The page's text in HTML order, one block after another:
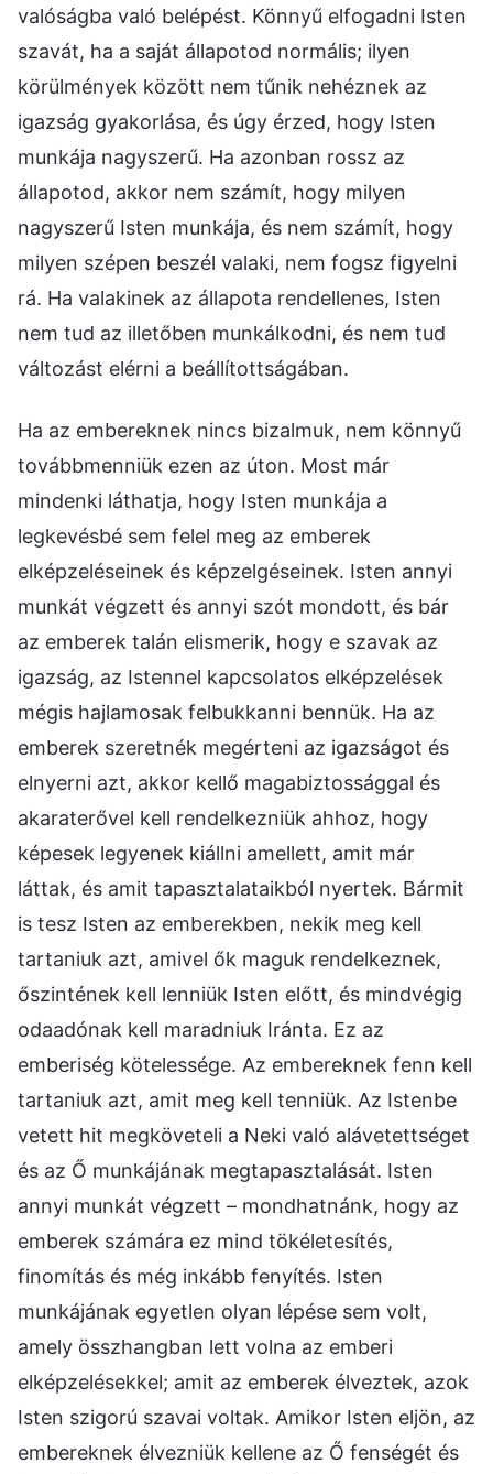
valóságba való belépést. Könnyű elfogadni Isten
szavát, ha a saját állapotod normális; ilyen
körülmények között nem tűnik nehéznek az
igazság gyakorlása, és úgy érzed, hogy Isten
munkája nagyszerű. Ha azonban rossz az
állapotod, akkor nem számít, hogy milyen
nagyszerű Isten munkája, és nem számít, hogy
milyen szépen beszél valaki, nem fogsz figyelni
rá. Ha valakinek az állapota rendellenes, Isten
nem tud az illetőben munkálkodni, és nem tud
változást elérni a beállítottságában.
Ha az embereknek nincs bizalmuk, nem könnyű
továbbmenniük ezen az úton. Most már
mindenki láthatja, hogy Isten munkája a
legkevésbé sem felel meg az emberek
elképzeléseinek és képzelgéseinek. Isten annyi
munkát végzett és annyi szót mondott, és bár
az emberek talán elismerik, hogy e szavak az
igazság, az Istennel kapcsolatos elképzelések
mégis hajlamosak felbukkanni bennük. Ha az
emberek szeretnék megérteni az igazságot és
elnyerni azt, akkor kellő magabiztossággal és
akaraterővel kell rendelkezniük ahhoz, hogy
képesek legyenek kiállni amellett, amit már
láttak, és amit tapasztalataikból nyertek. Bármit
is tesz Isten az emberekben, nekik meg kell
tartaniuk azt, amivel ők maguk rendelkeznek,
őszintének kell lenniük Isten előtt, és mindvégig
odaadónak kell maradniuk Iránta. Ez az
emberiség kötelessége. Az embereknek fenn kell
tartaniuk azt, amit meg kell tenniük. Az Istenbe
vetett hit megköveteli a Neki való alávetettséget
és az Ő munkájának megtapasztalását. Isten
annyi munkát végzett – mondhatnánk, hogy az
emberek számára ez mind tökéletesítés,
finomítás és még inkább fenyítés. Isten
munkájának egyetlen olyan lépése sem volt,
amely összhangban lett volna az emberi
elképzelésekkel; amit az emberek élveztek, azok
Isten szigorú szavai voltak. Amikor Isten eljön, az
embereknek élvezniük kellene az Ő fenségét és